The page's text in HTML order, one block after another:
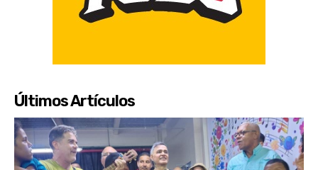
Últimos Artículos